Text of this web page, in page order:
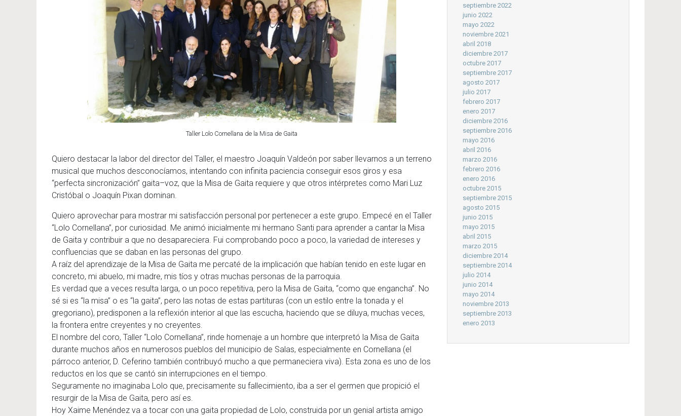
Taller Lolo Cornellana de la Misa de Gaita
Quiero destacar la labor del director del Taller, el maestro Joaquín Valdeón por saber llevarnos a un terreno
musical que muchos desconocíamos, intentando con infinita paciencia conseguir esos giros y esa
“perfecta sincronización” gaita–voz, que la Misa de Gaita requiere y que otros intérpretes como Mari Luz
Cristóbal o Joaquín Pixan dominan.
Quiero aprovechar para mostrar mi satisfacción personal por pertenecer a este grupo. Empecé en el Taller
“Lolo Cornellana”, por curiosidad. Me animó inicialmente mi hermano Santi para aprender a cantar la Misa
de Gaita y contribuir a que no desapareciera. Fui comprobando poco a poco, la variedad de intereses y
confluencias que se daban en las personas del grupo.
A raíz del aprendizaje de la Misa de Gaita me percaté de la implicación que habían tenido en este lugar en
concreto, mi abuelo, mi madre, mis tíos y otras muchas personas de la parroquia.
Es verdad que a veces resulta larga, o un poco repetitiva, pero la Misa de Gaita, “como que engancha”. No
sé si es “la misa” o es “la gaita”, pero las notas de estas partituras (con un estilo entre la tonada y el
gregoriano), predisponen a la reflexión interior al que las escucha, haciendo que se diluya, muchas veces,
la frontera entre creyentes y no creyentes.
El nombre del coro, Taller “Lolo Cornellana”, rinde homenaje a un hombre que interpretó la Misa de Gaita
durante muchos años en numerosos pueblos del municipio de Salas, especialmente en Cornellana (el
párroco anterior, D. Ceferino también contribuyó mucho a que permaneciera viva). Esta zona es uno de los
reductos en los que se cantó sin interrupciones en el tiempo.
Seguramente no imaginaba Lolo que, precisamente su fallecimiento, iba a ser el germen que propició el
resurgir de la Misa de Gaita, pero así es.
Hoy Xaime Menéndez va a tocar con una gaita propiedad de Lolo, construida por un genial artista amigo
septiembre 2022
junio 2022
mayo 2022
noviembre 2021
abril 2018
diciembre 2017
octubre 2017
septiembre 2017
agosto 2017
julio 2017
febrero 2017
enero 2017
diciembre 2016
septiembre 2016
mayo 2016
abril 2016
marzo 2016
febrero 2016
enero 2016
octubre 2015
septiembre 2015
agosto 2015
junio 2015
mayo 2015
abril 2015
marzo 2015
diciembre 2014
septiembre 2014
julio 2014
junio 2014
mayo 2014
noviembre 2013
septiembre 2013
enero 2013